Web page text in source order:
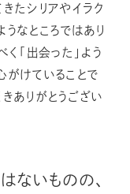
たシリアやイラク
なところではあり
「出会った」よう
がけていることで
ありがとうござい
ないものの、